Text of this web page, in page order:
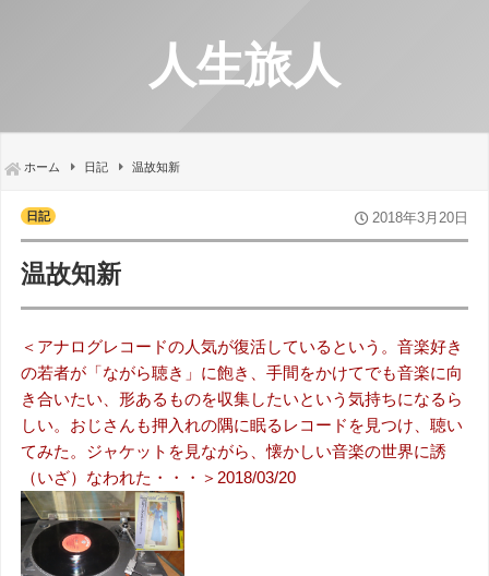
人生旅人
ホーム 日記 温故知新
日記 2018年3月20日
温故知新
＜アナログレコードの人気が復活しているという。音楽好き
の若者が「ながら聴き」に飽き、手間をかけてでも音楽に向
き合いたい、形あるものを収集したいという気持ちになるら
しい。おじさんも押入れの隅に眠るレコードを見つけ、聴い
てみた。ジャケットを見ながら、懐かしい音楽の世界に誘
（いざ）なわれた・・・＞2018/03/20